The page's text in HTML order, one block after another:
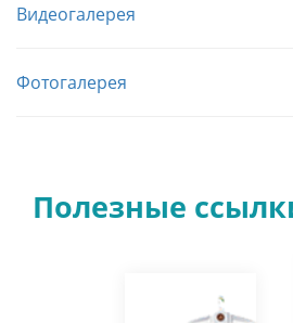
Видеогалерея
Фотогалерея
Полезные